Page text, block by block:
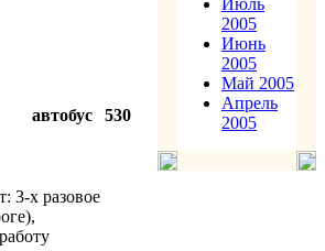
автобус 530
3-х разовое
Июль
2005
Июнь
2005
Май 2005
Апрель
2005